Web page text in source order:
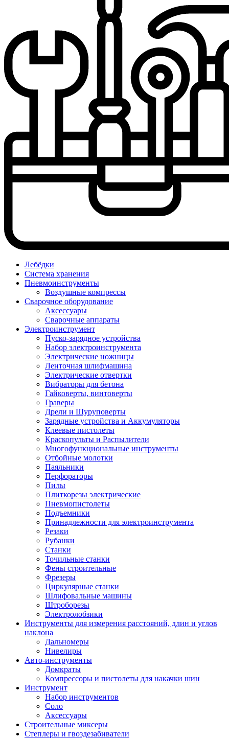
Лебёдки
Система хранения
Пневмоинструменты
Воздушные компрессы
Сварочное оборудование
Аксессуары
Сварочные аппараты
Электроинструмент
Пуско-зарядное устройства
Набор электроинструмента
Электрические ножницы
Ленточная шлифмашина
Электрические отвертки
Вибраторы для бетона
Гайковерты, винтоверты
Граверы
Дрели и Шуруповерты
Зарядные устройства и Аккумуляторы
Клеевые пистолеты
Краскопульты и Распылители
Многофункциональные инструменты
Отбойные молотки
Паяльники
Перфораторы
Пилы
Плиткорезы электрические
Пневмопистолеты
Подъемники
Принадлежности для электроинструмента
Резаки
Рубанки
Станки
Точильные станки
Фены строительные
Фрезеры
Циркулярные станки
Шлифовальные машины
Штроборезы
Электролобзики
Инструменты для измерения расстояний, длин и углов
наклона
Дальномеры
Нивелиры
Авто-инструменты
Домкраты
Компрессоры и пистолеты для накачки шин
Инструмент
Набор инструментов
Соло
Аксессуары
Строительные миксеры
Степлеры и гвоздезабиватели